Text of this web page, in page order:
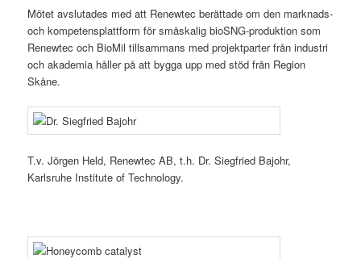
Mötet avslutades med att Renewtec berättade om den marknads-
och kompetensplattform för småskalig bioSNG-produktion som
Renewtec och BioMil tillsammans med projektparter från industri
och akademia håller på att bygga upp med stöd från Region
Skåne.
T.v. Jörgen Held, Renewtec AB, t.h. Dr. Siegfried Bajohr,
Karlsruhe Institute of Technology.